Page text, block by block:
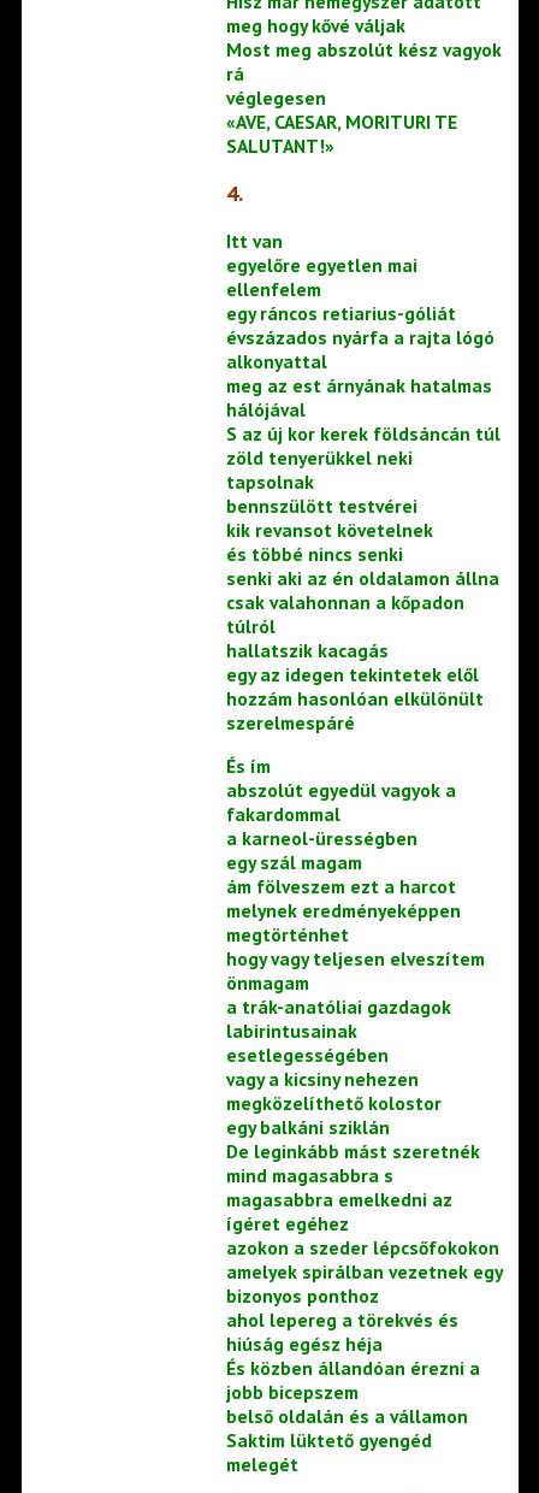
meg hogy kővé váljak
Most meg abszolút kész vagyok
rá
véglegesen
«AVE, CAESAR, MORITURI TE
SALUTANT!»
4.
Itt van
egyelőre egyetlen mai
ellenfelem
egy ráncos retiarius-góliát
évszázados nyárfa a rajta lógó
alkonyattal
meg az est árnyának hatalmas
hálójával
S az új kor kerek földsáncán túl
zöld tenyerükkel neki
tapsolnak
bennszülött testvérei
kik revansot követelnek
és többé nincs senki
senki aki az én oldalamon állna
csak valahonnan a kőpadon
túlról
hallatszik kacagás
egy az idegen tekintetek elől
hozzám hasonlóan elkülönült
szerelmespáré
És ím
abszolút egyedül vagyok a
fakardommal
a karneol-ürességben
egy szál magam
ám fölveszem ezt a harcot
melynek eredményeképpen
megtörténhet
hogy vagy teljesen elveszítem
önmagam
a trák-anatóliai gazdagok
labirintusainak
esetlegességében
vagy a kicsiny nehezen
megközelíthető kolostor
egy balkáni sziklán
De leginkább mást szeretnék
mind magasabbra s
magasabbra emelkedni az
ígéret egéhez
azokon a szeder lépcsőfokokon
amelyek spirálban vezetnek egy
bizonyos ponthoz
ahol lepereg a törekvés és
hiúság egész héja
És közben állandóan érezni a
jobb bicepszem
belső oldalán és a vállamon
Saktim lüktető gyengéd
melegét